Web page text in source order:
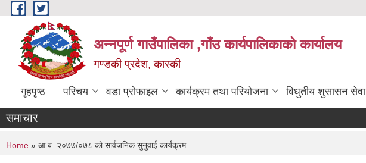
Skip to main content
अन्नपूर्ण गाउँपालिका ,गाँउ कार्यपालिकाको कार्यालय
गण्डकी प्रदेश, कास्की
गृहपृष्ठ परिचय वडा प्रोफाइल कार्यक्रम तथा परियोजना विधुतीय शुसासन सेवा
समाचार
You are here
Home » आ.ब. २०७७/०७८ को सार्वजनिक सुनुवाई कार्यक्रम